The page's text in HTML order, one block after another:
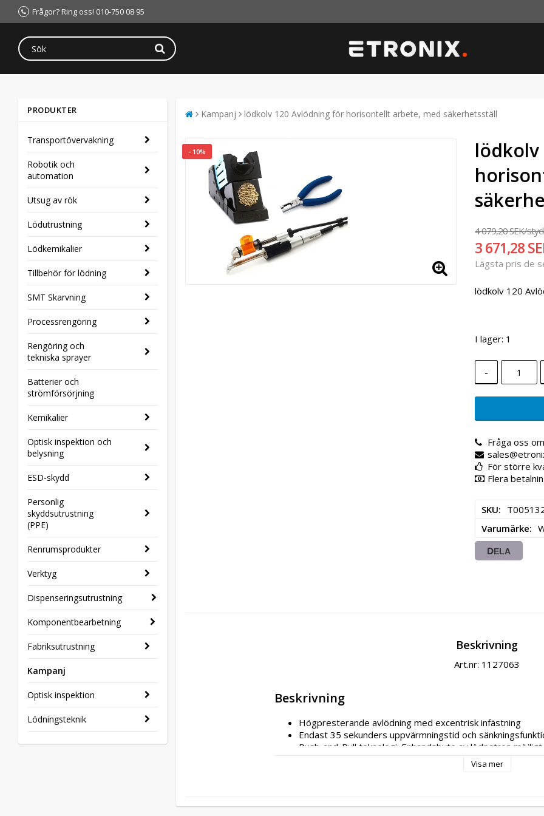
Frågor? Ring oss! 010-750 08 95
PRODUKTER
Transportövervakning
Robotik och
automation
Utsug av rök
Lödutrustning
Lödkemikalier
Tillbehör för lödning
SMT Skarvning
Processrengöring
Rengöring och
tekniska sprayer
Batterier och
strömförsörjning
Kemikalier
Optisk inspektion och
belysning
ESD-skydd
Personlig
skyddsutrustning
(PPE)
Renrumsprodukter
Verktyg
Dispenseringsutrustning
Komponentbearbetning
Fabriksutrustning
Kampanj
Optisk inspektion
Lödningsteknik
Kampanj lödkolv 120 Avlödning för horisontellt arbete, med säkerhetsställ
- 10%
4 079,20 SEK/
3 671,28
Lägsta pris de
lödkolv 120
I lager: 1
-
Fråga oss
För större
Flera
SKU
Varumärke
DELA
Beskrivning
Art.nr: 1127063
Beskrivning
Högpresterande avlödning med excentrisk infästning
Endast 35 sekunders uppvärmningstid och
Push-and-Pull teknologi: Enhandsbyte av lödpatron möjligt
Visa mer